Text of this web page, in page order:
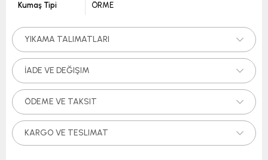
Kumaş Tipi ÖRME
YIKAMA TALIMATLARI
İADE VE DEĞIŞIM
ÖDEME VE TAKSIT
KARGO VE TESLIMAT